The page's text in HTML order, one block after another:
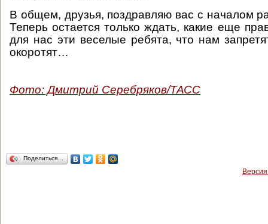
В общем, друзья, поздравляю вас с началом
Теперь остается только ждать, какие еще
для нас эти веселые ребята, что нам
окоротят…
Фото: Дмитрий Серебряков/ТАСС
Поделиться…